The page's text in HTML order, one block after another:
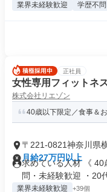
業界未経験歓迎 学歴不問
正社員
女性専用フィットネ
株式会社リエゾン
40歳以下限定／食事＆
〒221-0821神奈川県
月給27万円以上
求めている人材 《
問・未経験歓迎 ・20
業界未経験歓迎 +39個